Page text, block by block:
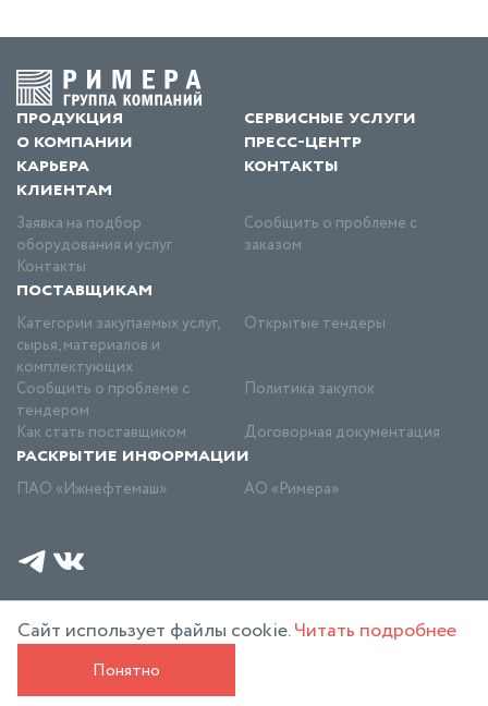
продукция
сервисные услуги
о компании
пресс-центр
карьера
контакты
клиентам
Заявка на подбор
оборудования и услуг
Сообщить о проблеме с
заказом
Контакты
поставщикам
Категории закупаемых услуг,
сырья, материалов и
комплектующих
Открытые тендеры
Сообщить о проблеме с
тендером
Политика закупок
Как стать поставщиком
Договорная документация
раскрытие информации
ПАО «Ижнефтемаш» АО «Римера»
Политика конфиденциальности
Сайт использует файлы cookie.Читать подробнее
Понятно